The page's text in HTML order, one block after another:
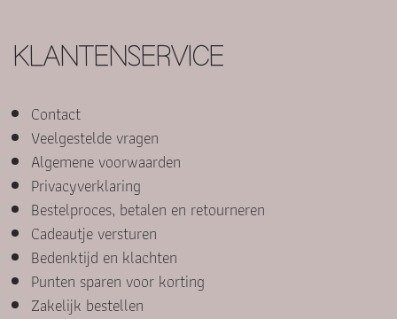
KLANTENSERVICE
Contact
Veelgestelde vragen
Algemene voorwaarden
Privacyverklaring
Bestelproces, betalen en retourneren
Cadeautje versturen
Bedenktijd en klachten
Punten sparen voor korting
Zakelijk bestellen